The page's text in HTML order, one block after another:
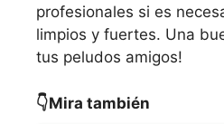
profesionales si es
limpios y fuertes. Una
tus peludos amigos!
👇Mira también